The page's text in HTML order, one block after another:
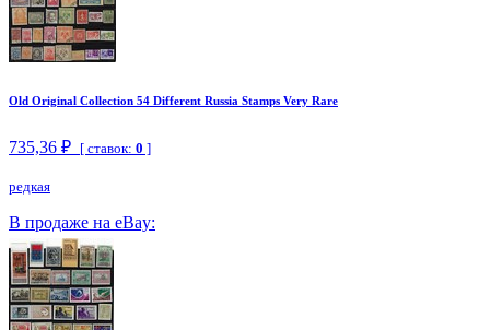
Old Original Collection 54 Different Russia Stamps Very Rare
735,36 ₽ [ ставок: 0 ]
редкая
В продаже на eBay: